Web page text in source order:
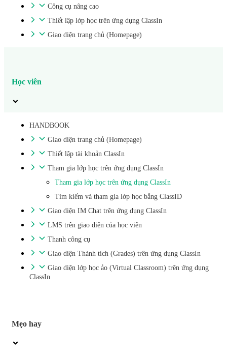
Công cụ nâng cao
Thiết lập lớp học trên ứng dụng ClassIn
Giao diện trang chủ (Homepage)
Học viên
HANDBOOK
Giao diện trang chủ (Homepage)
Thiết lập tài khoản ClassIn
Tham gia lớp học trên ứng dụng ClassIn
Tham gia lớp học trên ứng dụng ClassIn
Tìm kiếm và tham gia lớp học bằng ClassID
Giao diện IM Chat trên ứng dụng ClassIn
LMS trên giao diện của học viên
Thanh công cụ
Giao diện Thành tích (Grades) trên ứng dụng ClassIn
Giao diện lớp học ảo (Virtual Classroom) trên ứng dụng
ClassIn
Mẹo hay